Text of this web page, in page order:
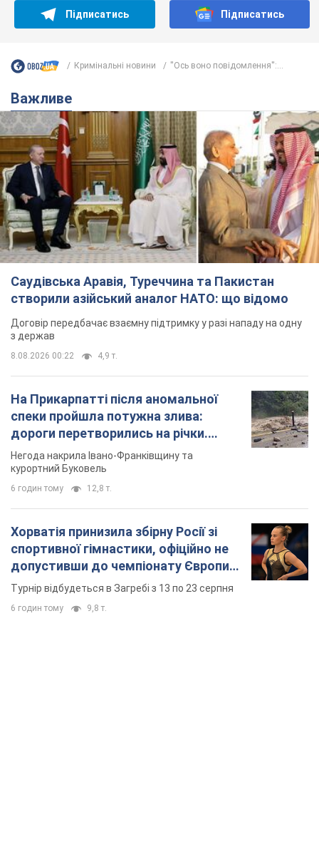
Підписатись Підписатись
Кримінальні новини ''Ось воно повідомлення'':...
Важливе
Саудівська Аравія, Туреччина та Пакистан
створили азійський аналог НАТО: що відомо
Договір передбачає взаємну підтримку у разі нападу на одну
з держав
8.08.2026 00:22 4,9 т.
На Прикарпатті після аномальної
спеки пройшла потужна злива:
дороги перетворились на річки.
Відео
Негода накрила Івано-Франківщину та
курортний Буковель
6 годин тому 12,8 т.
Хорватія принизила збірну Росії зі
спортивної гімнастики, офіційно не
допустивши до чемпіонату Європи
основних спортсменів
Турнір відбудеться в Загребі з 13 по 23 серпня
6 годин тому 9,8 т.